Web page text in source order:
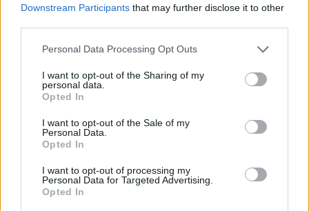
Downstream Participants that may further disclose it to other
Please note that this website/app uses one or more Google
not limited to your visit or usage behaviour. You may click to
grant or deny consent to Google and its third-party tags to
use your data for below specified purposes in below Google
consent section.
Personal Data Processing Opt Outs
I want to opt-out of the Sharing of my
personal data.
Opted In
I want to opt-out of the Sale of my
Personal Data.
Opted In
I want to opt-out of processing my
Personal Data for Targeted Advertising.
Opted In
Όροι Χρήσης. Το site προστατεύεται από reCAPTCHA, ισχύουν
Πολιτική Απορρήτου&
ΑΝΕΞΑΡΤΗΤΗ ΑΡΧΗ ΕΛΕΓΧΟΥ ΑΓΟΡΑΣ